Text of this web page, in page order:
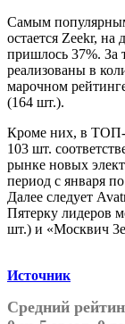
Самым
остается Zeekr, на
пришлось 37%. За
реализованы в
марочном
(164 шт.).
Кроме них, в ТОП-
103 шт.
рынке новых
период с января
Далее следует
Пятерку лидеров
шт.) и «Москвич
Источник
Средний